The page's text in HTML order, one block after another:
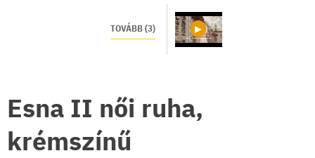
TOVÁBB (3)
Esna II női ruha,
krémszínű